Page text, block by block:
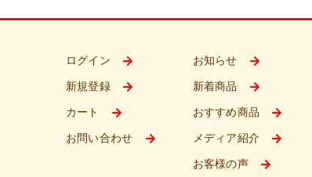
ログイン
新規登録
カート
お問い合わせ
お知らせ
新着商品
おすすめ商品
メディア紹介
お客様の声